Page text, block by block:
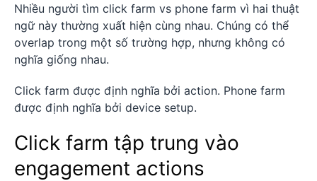
Nhiều người tìm click farm vs phone farm vì hai thuật
ngữ này thường xuất hiện cùng nhau. Chúng có thể
overlap trong một số trường hợp, nhưng không có
nghĩa giống nhau.
Click farm được định nghĩa bởi action. Phone farm
được định nghĩa bởi device setup.
Click farm tập trung vào
engagement actions